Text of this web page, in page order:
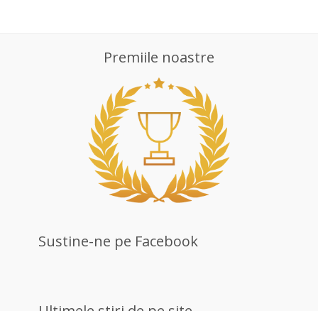
Premiile noastre
Sustine-ne pe Facebook